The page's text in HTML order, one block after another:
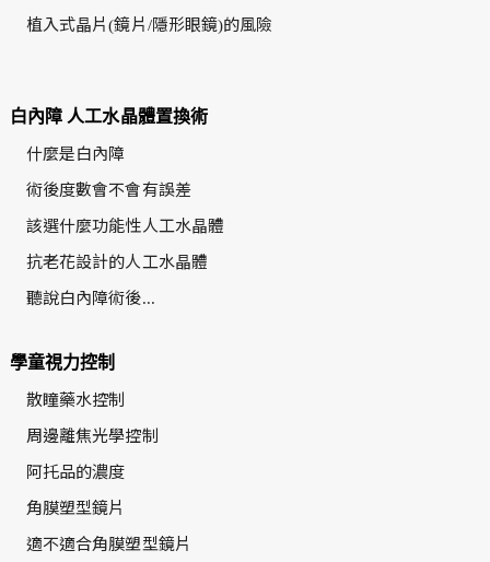
植入式晶片(鏡片/隱形眼鏡)的風險
白內障 人工水晶體置換術
什麼是白內障
術後度數會不會有誤差
該選什麼功能性人工水晶體
抗老花設計的人工水晶體
聽說白內障術後...
學童視力控制
散瞳藥水控制
周邊離焦光學控制
阿托品的濃度
角膜塑型鏡片
適不適合角膜塑型鏡片